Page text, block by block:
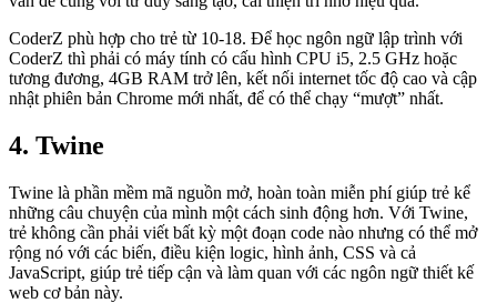
CoderZ phù hợp cho trẻ từ 10-18. Để học ngôn ngữ lập trình với
CoderZ thì phải có máy tính có cấu hình CPU i5, 2.5 GHz hoặc
tương đương, 4GB RAM trở lên, kết nối internet tốc độ cao và cập
nhật phiên bản Chrome mới nhất, để có thể chạy “mượt” nhất.
4. Twine
Twine là phần mềm mã nguồn mở, hoàn toàn miễn phí giúp trẻ kể
những câu chuyện của mình một cách sinh động hơn. Với Twine,
trẻ không cần phải viết bất kỳ một đoạn code nào nhưng có thể mở
rộng nó với các biến, điều kiện logic, hình ảnh, CSS và cả
JavaScript, giúp trẻ tiếp cận và làm quan với các ngôn ngữ thiết kế
web cơ bản này.